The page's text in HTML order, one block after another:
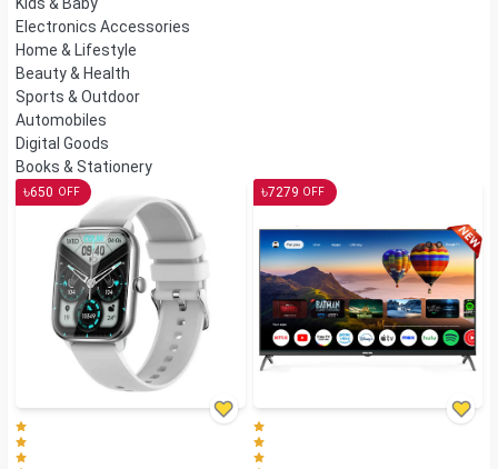
Electronics Accessories
Home & Lifestyle
Beauty & Health
Sports & Outdoor
Automobiles
Digital Goods
Books & Stationery
৳650 OFF ৳7279 OFF